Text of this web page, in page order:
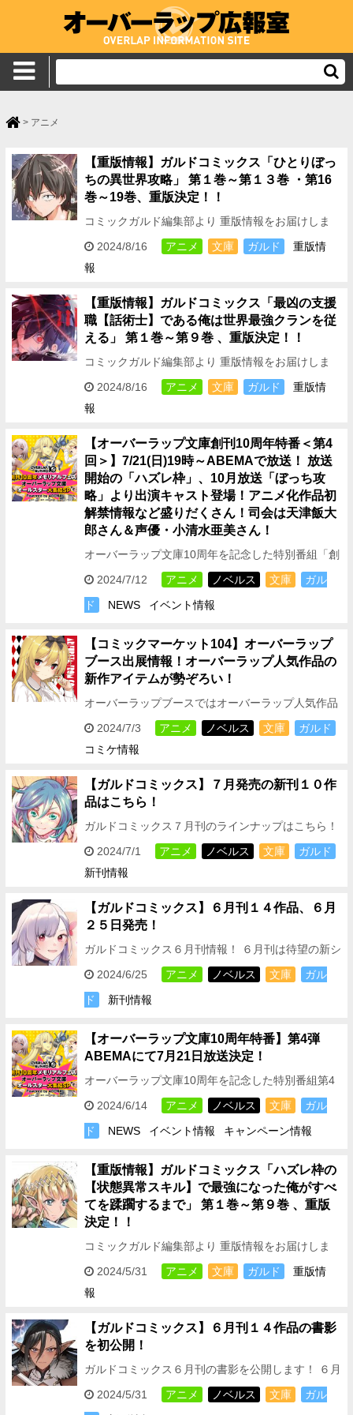
> アニメ
【重版情報】ガルドコミックス「ひとりぼっ
ちの異世界攻略」 第１巻～第１３巻 ・第16
巻～19巻、重版決定！！
コミックガルド編集部より 重版情報をお届けしま
す！ 2024年10月よりテレビアニメ放送開始！ ガル
ドコミックスより好評発売中の ◆ひとりぼ…
2024/8/16 アニメ 文庫 ガルド
重版情
報
【重版情報】ガルドコミックス「最凶の支援
職【話術士】である俺は世界最強クランを従
える」 第１巻～第９巻 、重版決定！！
コミックガルド編集部より 重版情報をお届けしま
す！ 2024年10月よりTOKYOMX・BS日テレにてテ
レビアニメ放送開始！ ガルドコミックスより好評…
2024/8/16 アニメ 文庫 ガルド
重版情
報
【オーバーラップ文庫創刊10周年特番＜第4
回＞】7/21(日)19時～ABEMAで放送！ 放送
開始の「ハズレ枠」、10月放送「ぼっち攻
略」より出演キャスト登場！アニメ化作品初
解禁情報など盛りだくさん！司会は天津飯大
郎さん＆声優・小清水亜美さん！
オーバーラップ文庫10周年を記念した特別番組「創
刊10周年メモリアルフェス！オーバーラップ文庫オ
ールスター大集結SP」第4弾がABEMAで生放送決
定！ こ…
2024/7/12 アニメ ノベルス 文庫
ガル
ド
NEWS イベント情報
【コミックマーケット104】オーバーラップ
ブース出展情報！オーバーラップ人気作品の
新作アイテムが勢ぞろい！
オーバーラップブースではオーバーラップ人気作品
を多数販売予定！ ぜひみなさん、お立ち寄りくださ
い♬ ◆「オーバーラップ」出展情報 開催日時…
2024/7/3 アニメ ノベルス 文庫
ガルド
コミケ情報
【ガルドコミックス】７月発売の新刊１０作
品はこちら！
ガルドコミックス７月刊のラインナップはこちら！
７月刊は待望の新シリーズ１作品に加え、 大人気シ
リーズ９作品の続刊が登場！！ さらに、TVアニメ
も…
2024/7/1 アニメ ノベルス 文庫
ガルド
新刊情報
【ガルドコミックス】６月刊１４作品、６月
２５日発売！
ガルドコミックス６月刊情報！ ６月刊は待望の新シ
リーズ１作品に加え、 大人気シリーズ１３作品の続
刊が登場！！ さらに、２０２４年７月よりTVアニ
メ…
2024/6/25 アニメ ノベルス 文庫
ガル
ド
新刊情報
【オーバーラップ文庫10周年特番】第4弾
ABEMAにて7月21日放送決定！
オーバーラップ文庫10周年を記念した特別番組第4
弾がABEMAで放送決定！ 7月21日放送予定！今回
もアニメ化作品や書籍の初解禁情報盛りだくさん！
…
2024/6/14 アニメ ノベルス 文庫
ガル
ド
NEWS イベント情報 キャンペーン情報
【重版情報】ガルドコミックス「ハズレ枠の
【状態異常スキル】で最強になった俺がすべ
てを蹂躙するまで」 第１巻～第９巻 、重版
決定！！
コミックガルド編集部より 重版情報をお届けしま
す！ 2024年7月よりTBS・BS11にてテレビアニメ
放送開始！ ガルドコミックスより好評発売中の …
2024/5/31 アニメ 文庫 ガルド
重版情
報
【ガルドコミックス】６月刊１４作品の書影
を初公開！
ガルドコミックス６月刊の書影を公開します！ ６月
刊は待望の新シリーズ１作品に加え、 大人気シリー
ズ１３作品の続刊が登場！！ さらに、２０２４年７
2024/5/31 アニメ ノベルス 文庫
ガル